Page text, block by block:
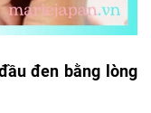
đen bằng lòng